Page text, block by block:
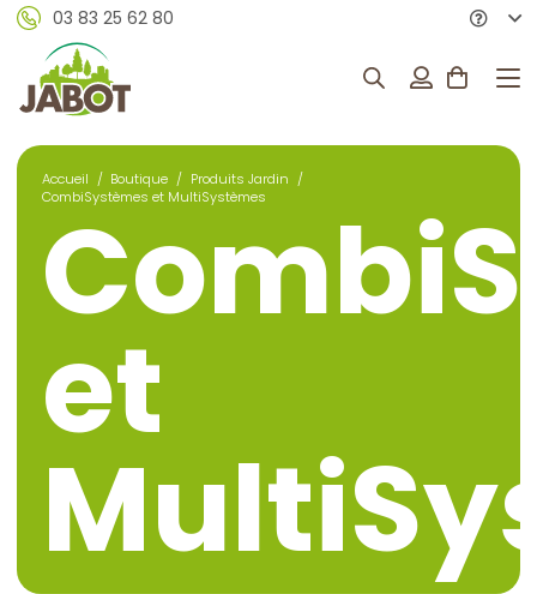
03 83 25 62 80
Accueil / Boutique / Produits Jardin /
CombiSystèmes et MultiSystèmes
et